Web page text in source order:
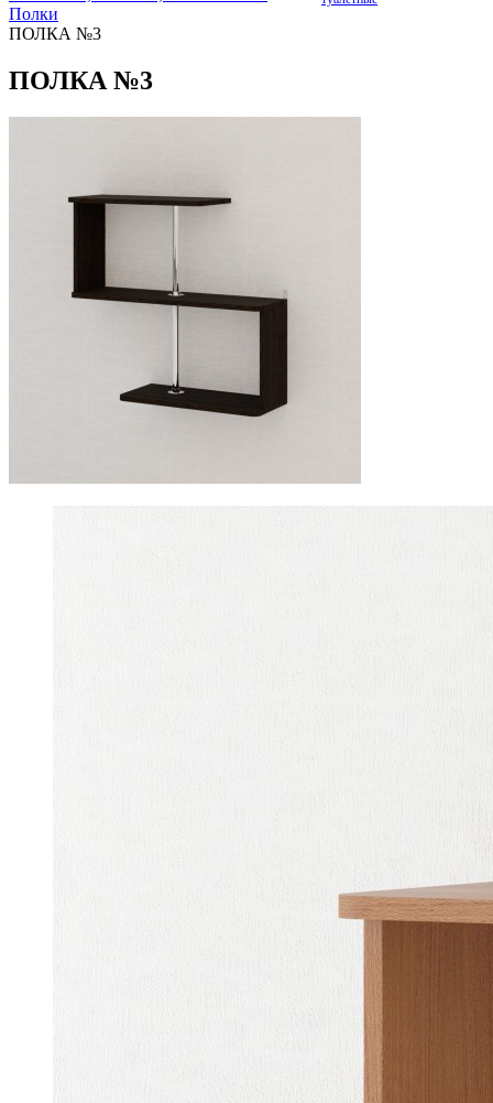
Полки
ПОЛКА №3
ПОЛКА №3